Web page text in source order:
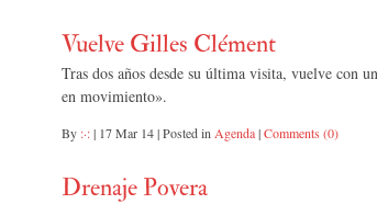
Vuelve Gilles Clément
Tras dos años desde su última visita, vuelve con
en movimiento».
By :·:| 17 Mar 14|Posted in Agenda|Comments (0)
Drenaje Povera